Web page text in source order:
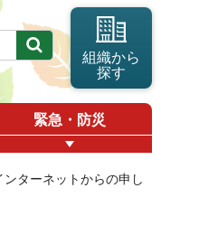
組織から
探す
緊急・防災
ターネットからの申し